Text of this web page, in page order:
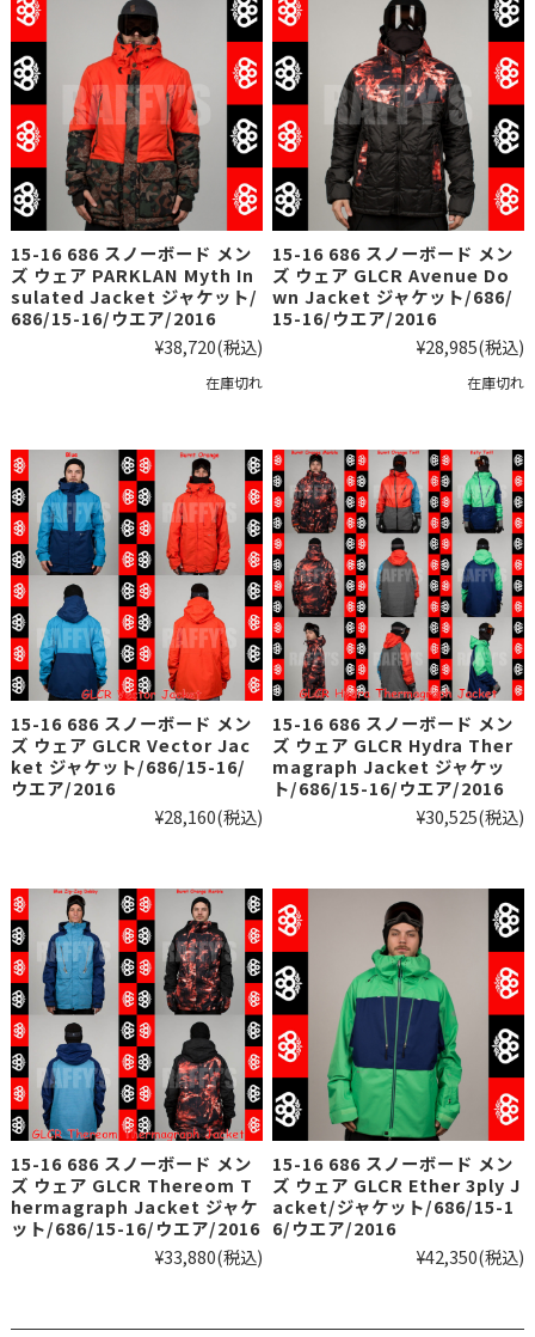
15-16 686 スノーボード メン
ズ ウェア PARKLAN Myth In
sulated Jacket ジャケット/
686/15-16/ウエア/2016
¥38,720(税込)
在庫切れ
15-16 686 スノーボード メン
ズ ウェア GLCR Avenue Do
wn Jacket ジャケット/686/
15-16/ウエア/2016
¥28,985(税込)
在庫切れ
15-16 686 スノーボード メン
ズ ウェア GLCR Vector Jac
ket ジャケット/686/15-16/
ウエア/2016
¥28,160(税込)
15-16 686 スノーボード メン
ズ ウェア GLCR Hydra Ther
magraph Jacket ジャケッ
ト/686/15-16/ウエア/2016
¥30,525(税込)
15-16 686 スノーボード メン
ズ ウェア GLCR Thereom T
hermagraph Jacket ジャケ
ット/686/15-16/ウエア/2016
¥33,880(税込)
15-16 686 スノーボード メン
ズ ウェア GLCR Ether 3ply J
acket/ジャケット/686/15-1
6/ウエア/2016
¥42,350(税込)